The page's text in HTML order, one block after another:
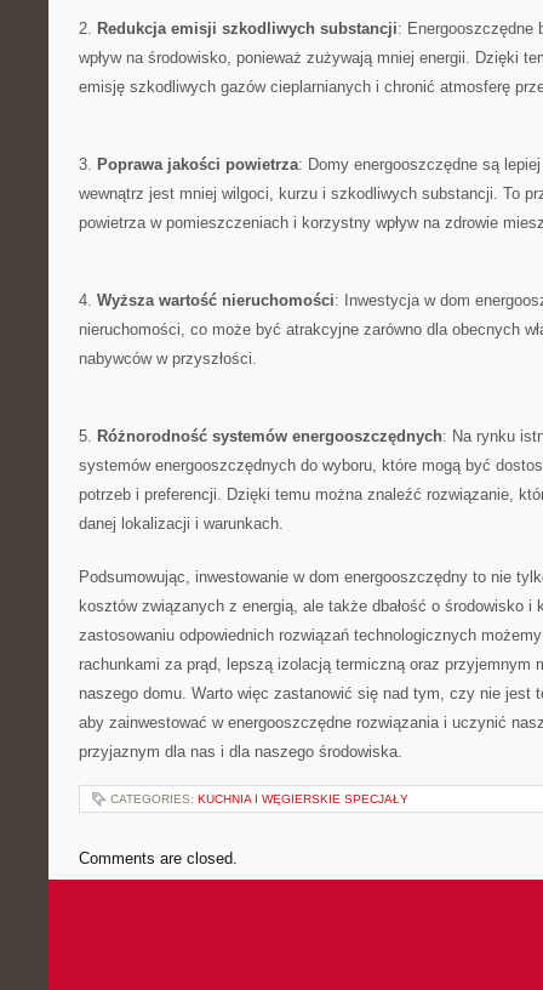
2. Redukcja emisji szkodliwych substancji: ‍Energooszczędne
wpływ na środowisko, ponieważ zużywają mniej energii. Dzięki
emisję⁢ szkodliwych ⁤gazów cieplarnianych i chronić atmosferę
3. Poprawa jakości powietrza: Domy ⁣energooszczędne są
wewnątrz‌ jest ⁤mniej‌ wilgoci, kurzu i szkodliwych ‍substancji. To
⁣powietrza⁢ w pomieszczeniach i korzystny wpływ ‌na zdrowie
4. Wyższa wartość nieruchomości: Inwestycja ‍w dom
nieruchomości, ‌co może ⁤być atrakcyjne zarówno dla obecnych
nabywców ​w‍ przyszłości.
5. Różnorodność systemów ⁣energooszczędnych:​ Na rynku
systemów energooszczędnych do ⁢wyboru,‍ które mogą być
potrzeb i preferencji.⁣ Dzięki temu można znaleźć rozwiązanie,⁤
danej lokalizacji ⁢i warunkach.
Podsumowując, inwestowanie w ​dom energooszczędny⁤ to nie
⁣kosztów związanych z energią, ale także dbałość o środowisko i
‍zastosowaniu ⁤odpowiednich rozwiązań technologicznych
rachunkami za⁣ prąd, lepszą izolacją ⁣termiczną ‌oraz przyjemnym
⁢naszego domu. Warto więc zastanowić się nad tym,⁣ czy⁢ nie ‍jest
aby zainwestować w energooszczędne rozwiązania i uczynić
przyjaznym dla nas i dla​ naszego środowiska.
CATEGORIES: KUCHNIA I WĘGIERSKIE SPECJAŁY
Comments are closed.